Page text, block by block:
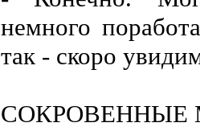
немного
так - скоро